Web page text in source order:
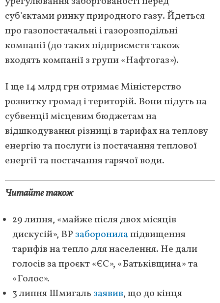
суб'єктами ринку природного газу. Йдеться
про газопостачальні і газорозподільні
компанії (до таких підприємств також
входять компанії з групи «Нафтогаз»).
І ще 14 млрд грн отримає Міністерство
розвитку громад і територій. Вони підуть на
субвенції місцевим бюджетам на
відшкодування різниці в тарифах на теплову
енергію та послуги із постачання теплової
енергії та постачання гарячої води.
Читайте також
29 липня, «майже після двох місяців
дискусій», ВР заборонилапідвищення
тарифів на тепло для населення. Не дали
голосів за проєкт «ЄС», «Батьківщина» та
«Голос».
3 липня Шмигаль заявив, що до кінця